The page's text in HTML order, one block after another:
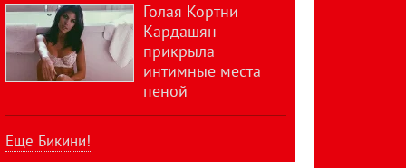
Голая Кортни
Кардашян
прикрыла
интимные места
пеной
Еще Бикини!